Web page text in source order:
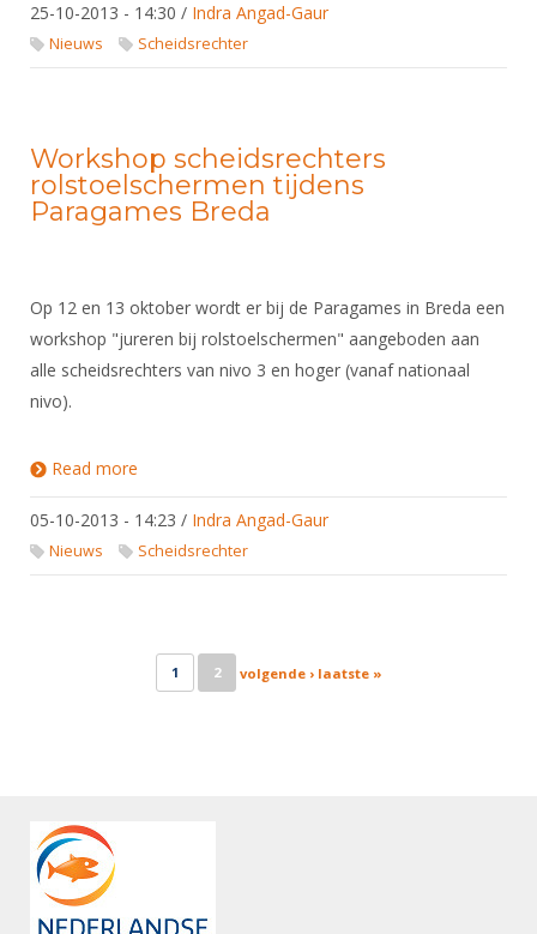
25-10-2013 - 14:30 / Indra Angad-Gaur
Nieuws Scheidsrechter
Workshop scheidsrechters
rolstoelschermen tijdens
Paragames Breda
Op 12 en 13 oktober wordt er bij de Paragames in Breda een
workshop "jureren bij rolstoelschermen" aangeboden aan
alle scheidsrechters van nivo 3 en hoger (vanaf nationaal
nivo).
Read more
05-10-2013 - 14:23 / Indra Angad-Gaur
Nieuws Scheidsrechter
1 2 volgende › laatste »